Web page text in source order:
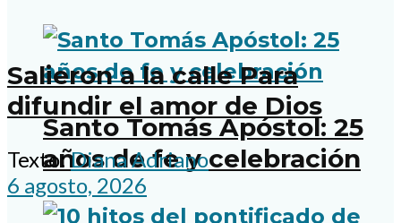
Santo Tomás Apóstol: 25
años de fe y celebración
Salieron a la calle Para
difundir el amor de Dios
Texto:Diana Adriano
6 agosto, 2026